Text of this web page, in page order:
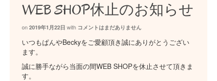
WEB SHOP休止のお知らせ
on 2019年1月22日 with コメントはまだありません
いつもぱんやBeckyをご愛顧頂き誠にありがとうござい
ます。
誠に勝手ながら当面の間WEB SHOPを休止させて頂きま
す。